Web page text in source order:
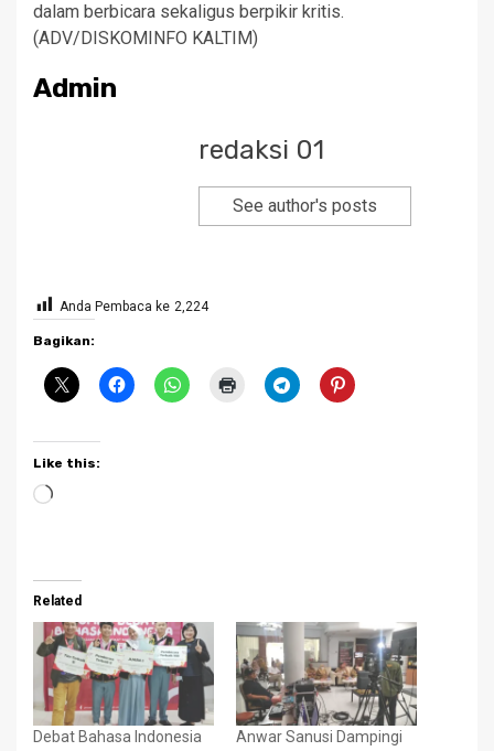
dalam berbicara sekaligus berpikir kritis.
(ADV/DISKOMINFO KALTIM)
Admin
redaksi 01
See author's posts
Anda Pembaca ke 2,224
Bagikan:
Like this:
Loading…
Related
Debat Bahasa Indonesia
Anwar Sanusi Dampingi